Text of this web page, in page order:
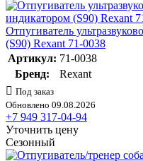
Отпугиватель
(S90) Rexant 71-0038
Артикул: 71-0038
Бренд:
Rexant
Под заказ
Обновлено 09.08.2026
+7 949 317-04-94
Уточнить цену
Сезонный